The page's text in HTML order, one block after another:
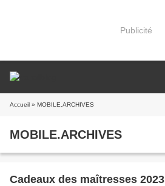
Publicité
Accueil » MOBILE.ARCHIVES
MOBILE.ARCHIVES
Cadeaux des maîtresses 2023